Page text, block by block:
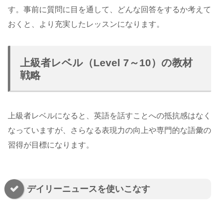
す。事前に質問に目を通して、どんな回答をするか考えて
おくと、より充実したレッスンになります。
上級者レベル（Level 7～10）の教材
戦略
上級者レベルになると、英語を話すことへの抵抗感はなく
なっていますが、さらなる表現力の向上や専門的な語彙の
習得が目標になります。
デイリーニュースを使いこなす